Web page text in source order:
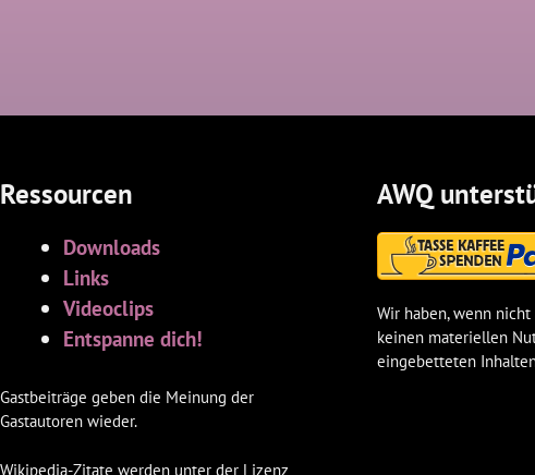
Ressourcen
Downloads
Links
Videoclips
Entspanne dich!
Gastbeiträge geben die Meinung der
Gastautoren wieder.
Wikipedia-Zitate werden unter der Lizenz
AWQ
Wir haben, wenn nicht
keinen materiellen
eingebetteten